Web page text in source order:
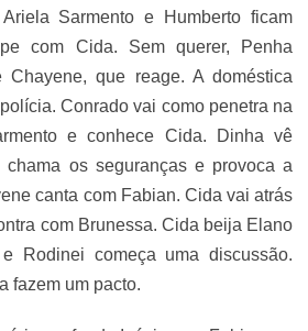
Sarmento e Humberto ficam
com Cida. Sem querer, Penha
que reage. A doméstica
Conrado vai como penetra na
e conhece Cida. Dinha vê
chama os seguranças e provoca a
canta com Fabian. Cida vai atrás
com Brunessa. Cida beija Elano
Rodinei começa uma discussão.
fazem um pacto.